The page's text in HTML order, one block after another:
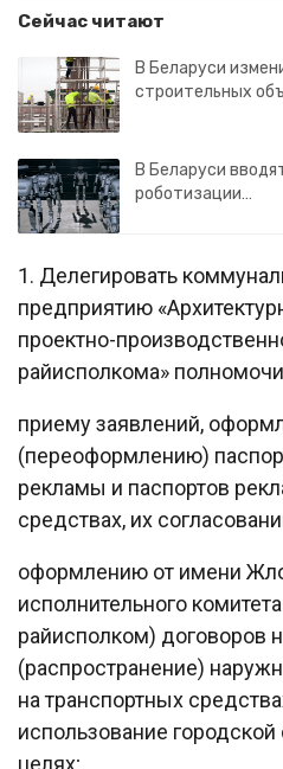
Сейчас читают
В Беларуси
строительных
В Беларуси
роботизации…
1. Делегировать
предприятию
проектно-
райисполкома»
приему заявлений,
(переоформлению)
рекламы и паспортов
средствах, их
оформлению от имени
исполнительного
райисполком) договоров
(распространение)
на транспортных
использование
целях;